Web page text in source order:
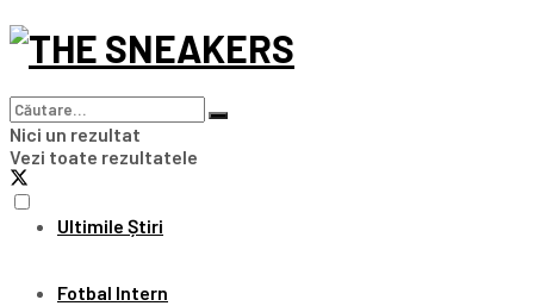
Nici un rezultat
Vezi toate rezultatele
Ultimile Știri
Fotbal Intern